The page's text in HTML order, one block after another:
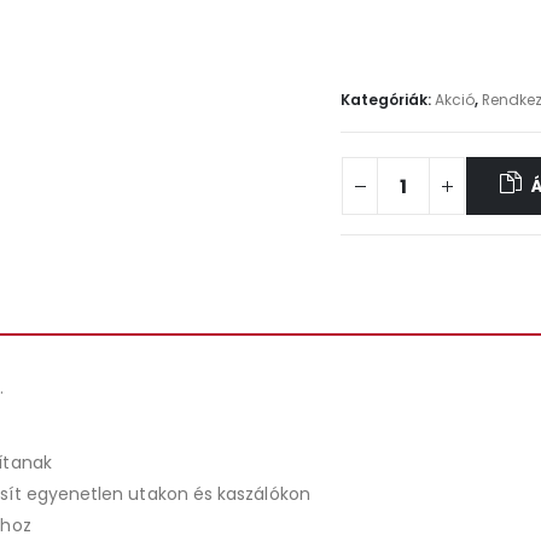
Kategóriák:Akció,
egyenetlen utakon és kaszálókon